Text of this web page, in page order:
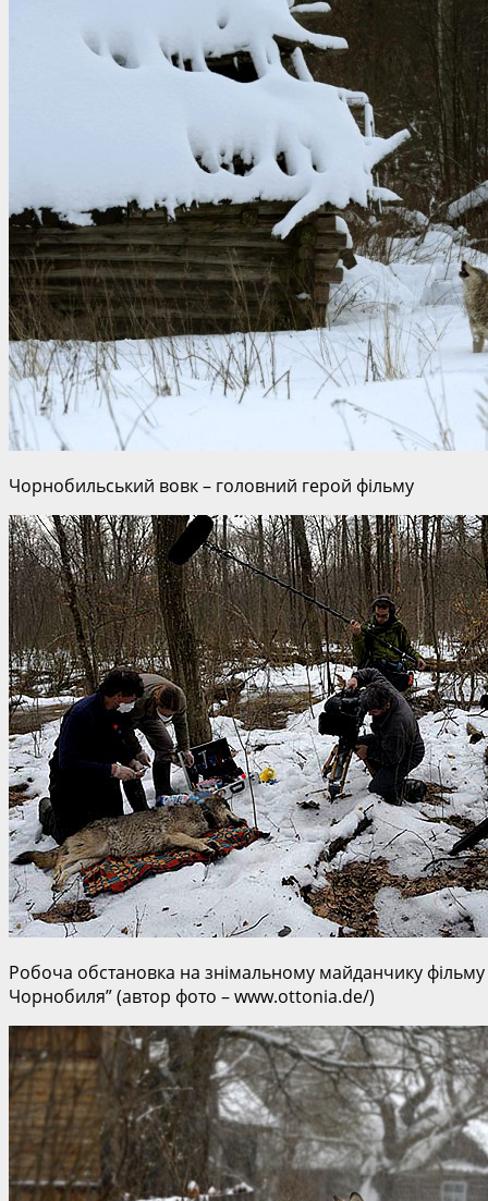
Чорнобильський вовк – головний герой фільму
Робоча обстановка на знімальному майданчику фільму
Чорнобиля” (автор фото – www.ottonia.de/)